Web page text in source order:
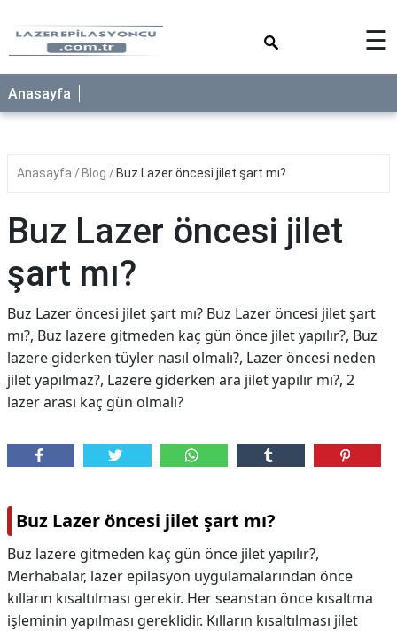
☰
Anasayfa
Anasayfa Blog Buz Lazer öncesi jilet şart mı?
Buz Lazer öncesi jilet
şart mı?
Buz Lazer öncesi jilet şart mı? Buz Lazer öncesi jilet şart
mı?, Buz lazere gitmeden kaç gün önce jilet yapılır?, Buz
lazere giderken tüyler nasıl olmalı?, Lazer öncesi neden
jilet yapılmaz?, Lazere giderken ara jilet yapılır mı?, 2
lazer arası kaç gün olmalı?
Buz Lazer öncesi jilet şart mı?
Buz lazere gitmeden kaç gün önce jilet yapılır?,
Merhabalar, lazer epilasyon uygulamalarından önce
kılların kısaltılması gerekir. Her seanstan önce kısaltma
işleminin yapılması gereklidir. Kılların kısaltılması jilet